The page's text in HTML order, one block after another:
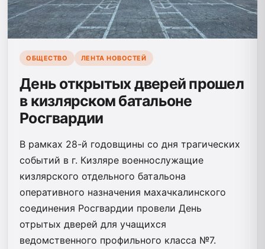
ОБЩЕСТВО ЛЕНТА НОВОСТЕЙ
День открытых дверей прошел
в кизлярском батальоне
Росгвардии
В рамках 28-й годовщины со дня трагических
событий в г. Кизляре военнослужащие
кизлярского отдельного батальона
оперативного назначения махачкалинского
соединения Росгвардии провели День
отрытых дверей для учащихся
ведомственного профильного класса №7.